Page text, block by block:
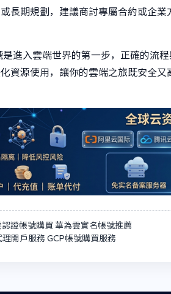
長期規劃，建議商討專屬合約或企
是進入雲端世界的第一步，正確的流
資源使用，讓你的雲端之旅既安全
認證帳號購買 華為雲實名帳號推薦
理開戶服務 GCP帳號購買服務